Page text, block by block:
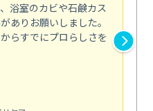
浴室のカビや石鹸カス
ありお願いしました。
らすでにプロらしさを